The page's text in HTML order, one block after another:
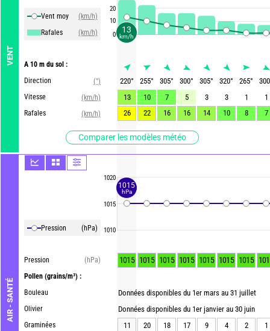
VENT
Vent moy
(km/h)
Rafales
(km/h)
A 10 m du sol :
Direction
(°)
Vitesse
(km/h)
Rafales
(km/h)
Comparer les modèles météo
AIR - SANTÉ
Pression (hPa)
Pression
(hPa)
Pollen (grains/m³) :
Bouleau
Olivier
Graminées
20
10
0
1020
1015
1010
220° 255° 305° 300° 305° 320° 265°
300
13
10 7 5 3 3 1
1
26
22 16 16 14 10 8 7
1015 1015 1015 1015 1015 1015 1015
Données disponibles du 1er mars au 31 juillet
Données disponibles du 1er janvier au 30 juin
11
20 18 17 9 4 2
1
13
km/h
1015
hPa